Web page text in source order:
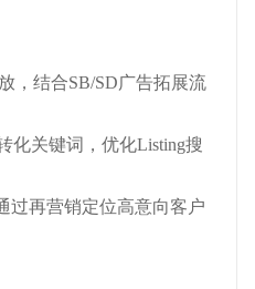
，结合SB/SD广告拓展流
化关键词，优化Listing搜
过再营销定位高意向客户